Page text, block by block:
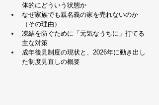
体的にどういう状態か
なぜ家族でも親名義の家を売れないのか
（その理由）
凍結を防ぐために「元気なうちに」打てる
主な対策
成年後見制度の現状と、2026年に動き出し
た制度見直しの概要